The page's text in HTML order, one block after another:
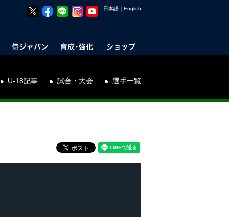
日本語 ｜ English
U-18記事 試合・大会 選手一覧